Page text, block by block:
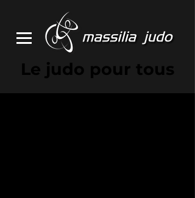
Le judo pour tous